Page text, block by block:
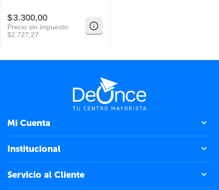
$3.300,00
Precio sin impuesto:
$2.727,27
Mi Cuenta
Institucional
Servicio al Cliente